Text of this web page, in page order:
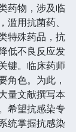
药物，涉及临
用抗菌药、
特殊药品，抗
低不良反应发
键。临床药师
角色。为此，
量文献撰写本
希望抗感染专
统掌握抗感染